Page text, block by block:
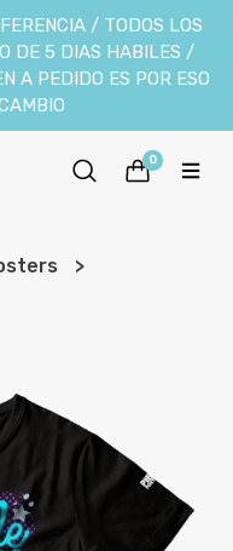
/ TODOS LOS
DE 5 DIAS HABILES /
A PEDIDO ES POR ESO
0